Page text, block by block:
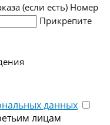
(если есть) Номер
Прикрепите
данных
лицам